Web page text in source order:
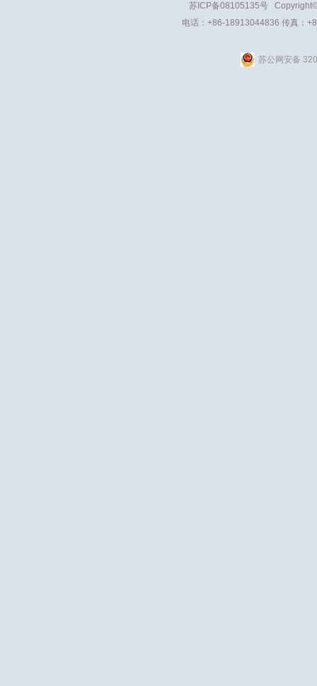
苏ICP备08105135号 Copyright
电话：+86-18913044836 传真：
苏公网安备